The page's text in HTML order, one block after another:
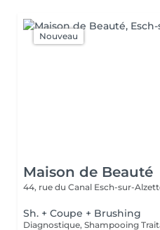
Nouveau
Maison de Beauté
44, rue du Canal Esch-sur-
Sh. + Coupe + Brushing